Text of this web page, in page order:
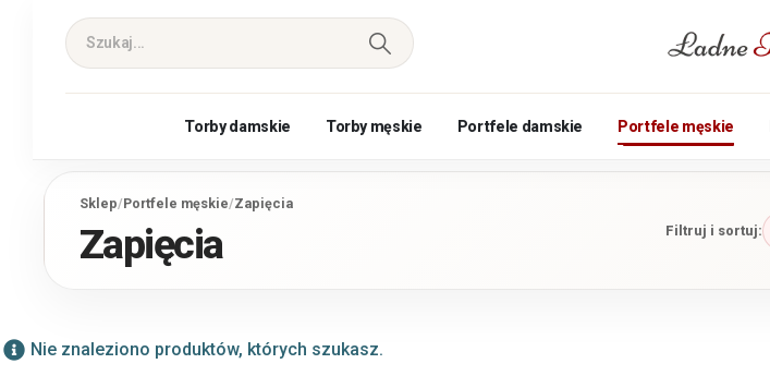
Torby damskie Torby męskie Portfele damskie Portfele męskie
Sklep/Portfele męskie/Zapięcia
Zapięcia Filtruj i sortuj:
Nie znaleziono produktów, których szukasz.